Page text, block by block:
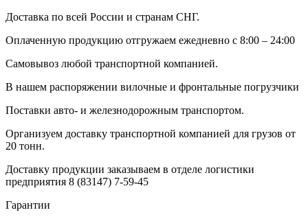
Доставка по всей России и странам СНГ.
Оплаченную продукцию отгружаем ежедневно с 8:00 – 24:00
Самовывоз любой транспортной компанией.
В нашем распоряжении вилочные и фронтальные погрузчики
Поставки авто- и железнодорожным транспортом.
Организуем доставку транспортной компанией для грузов от
20 тонн.
Доставку продукции заказываем в отделе логистики
предприятия 8 (83147) 7-59-45
Гарантии